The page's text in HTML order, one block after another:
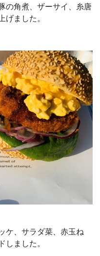
の角煮、ザーサイ、糸唐
げました。
ケ、サラダ菜、赤玉ね
しました。